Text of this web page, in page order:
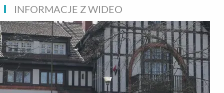
INFORMACJE Z WIDEO